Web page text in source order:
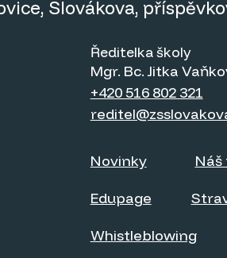
Slovákova,
Ředitelka školy
Mgr. Bc. Jitka
+420 516 802 321
Novinky Náš
Edupage
Whistleblowing